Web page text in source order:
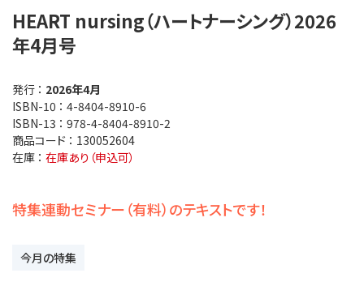
HEART nursing（ハートナーシング）2026
年4月号
発行 ： 2026年4月
ISBN-10 ： 4-8404-8910-6
ISBN-13 ： 978-4-8404-8910-2
商品コード ： 130052604
在庫 ： 在庫あり（申込可）
特集連動セミナー（有料）のテキストです！
今月の特集